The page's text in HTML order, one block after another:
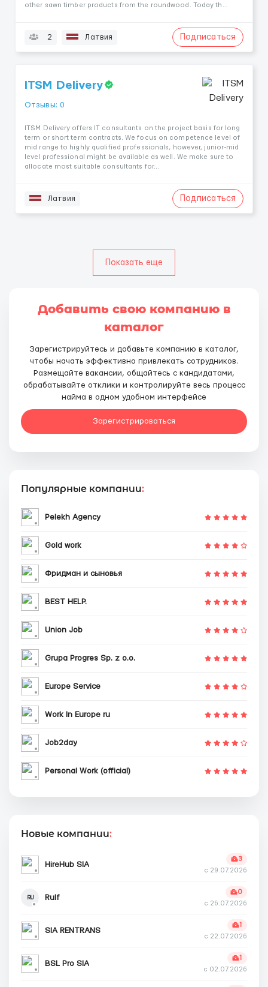
other sawn timber products from the roundwood. Today th...
2 Латвия Подписаться
ITSM Delivery
Отзывы: 0
ITSM Delivery offers IT consultants on the project basis for long
term or short term contracts. We focus on competence level of
mid range to highly qualified professionals, however, junior-mid
level professional might be available as well. We make sure to
allocate most suitable consultants for...
Латвия Подписаться
Показать еще
Добавить свою компанию в
каталог
Зарегистрируйтесь и добавьте компанию в каталог,
чтобы начать эффективно привлекать сотрудников.
Размещайте вакансии, общайтесь с кандидатами,
обрабатывайте отклики и контролируйте весь процесс
найма в одном удобном интерфейсе
Зарегистрироваться
Популярные компании:
Pelekh Agency
Gold work
Фридман и сыновья
BEST HELP.
Union Job
Grupa Progres Sp. z o.o.
Europe Service
Work In Europe ru
Job2day
Personal Work (official)
Новые компании:
HireHub SIA
3
с 29.07.2026
RU Rulf
0
с 26.07.2026
SIA RENTRANS
1
с 22.07.2026
BSL Pro SIA
1
с 02.07.2026